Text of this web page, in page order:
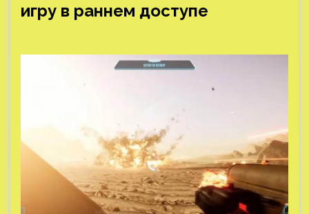
игру в раннем доступе